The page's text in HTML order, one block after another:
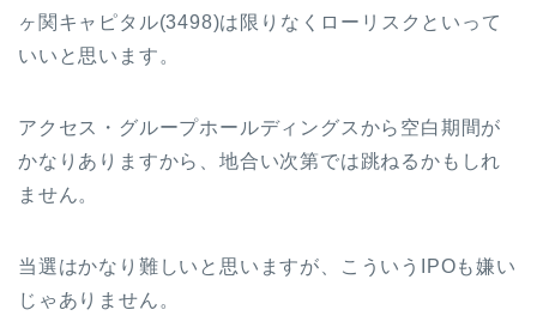
ヶ関キャピタル(3498)は限りなくローリスクといって
いいと思います。
アクセス・グループホールディングスから空白期間が
かなりありますから、地合い次第では跳ねるかもしれ
ません。
当選はかなり難しいと思いますが、こういうIPOも嫌い
じゃありません。